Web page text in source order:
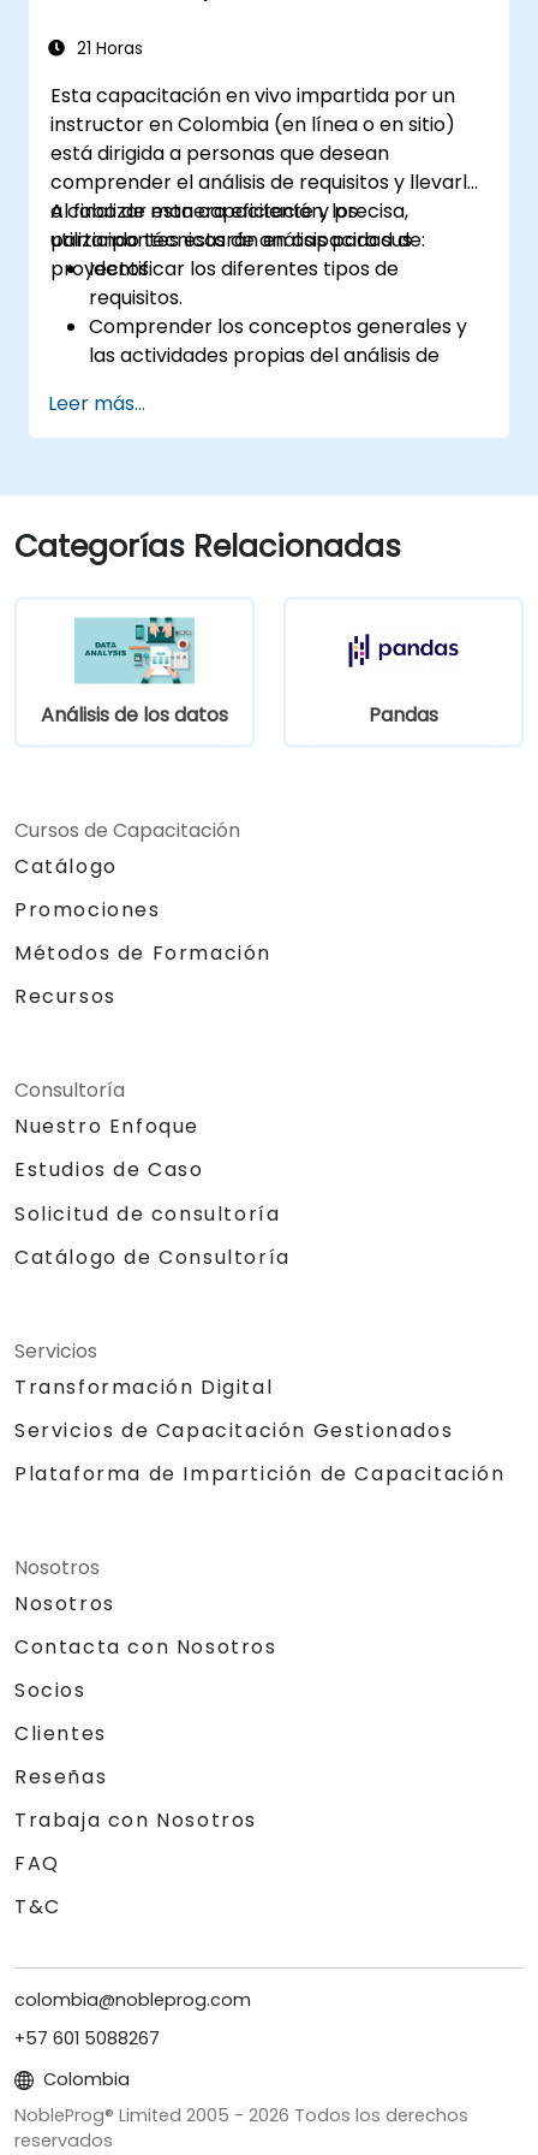
21 Horas
Esta capacitación en vivo impartida por un
instructor en Colombia (en línea o en sitio)
está dirigida a personas que desean
comprender el análisis de requisitos y llevarlo
a cabo de manera eficiente y precisa,
utilizando técnicas de análisis para sus
proyectos.
Al finalizar esta capacitación, los
participantes estarán en capacidad de:
Identificar los diferentes tipos de
requisitos.
Comprender los conceptos generales y
las actividades propias del análisis de
Familiarizarse con la metodología de
análisis de requisitos.
de análisis de requisitos.
Estructurar los requisitos para
comunicarse de manera eficiente con
un proceso iterativo de recolección de
requisitos.
Leer más...
Categorías Relacionadas
Análisis de los datos Pandas
Cursos de Capacitación
Catálogo
Promociones
Métodos de Formación
Recursos
Consultoría
Nuestro Enfoque
Estudios de Caso
Solicitud de consultoría
Catálogo de Consultoría
Servicios
Transformación Digital
Servicios de Capacitación Gestionados
Plataforma de Impartición de Capacitación
Nosotros
Nosotros
Contacta con Nosotros
Socios
Clientes
Reseñas
Trabaja con Nosotros
FAQ
T&C
colombia@nobleprog.com
+57 601 5088267
Colombia
NobleProg® Limited 2005 - 2026 Todos los derechos
reservados